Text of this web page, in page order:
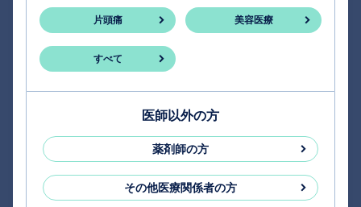
片頭痛 美容医療
すべて
医師以外の方
薬剤師の方
その他医療関係者の方